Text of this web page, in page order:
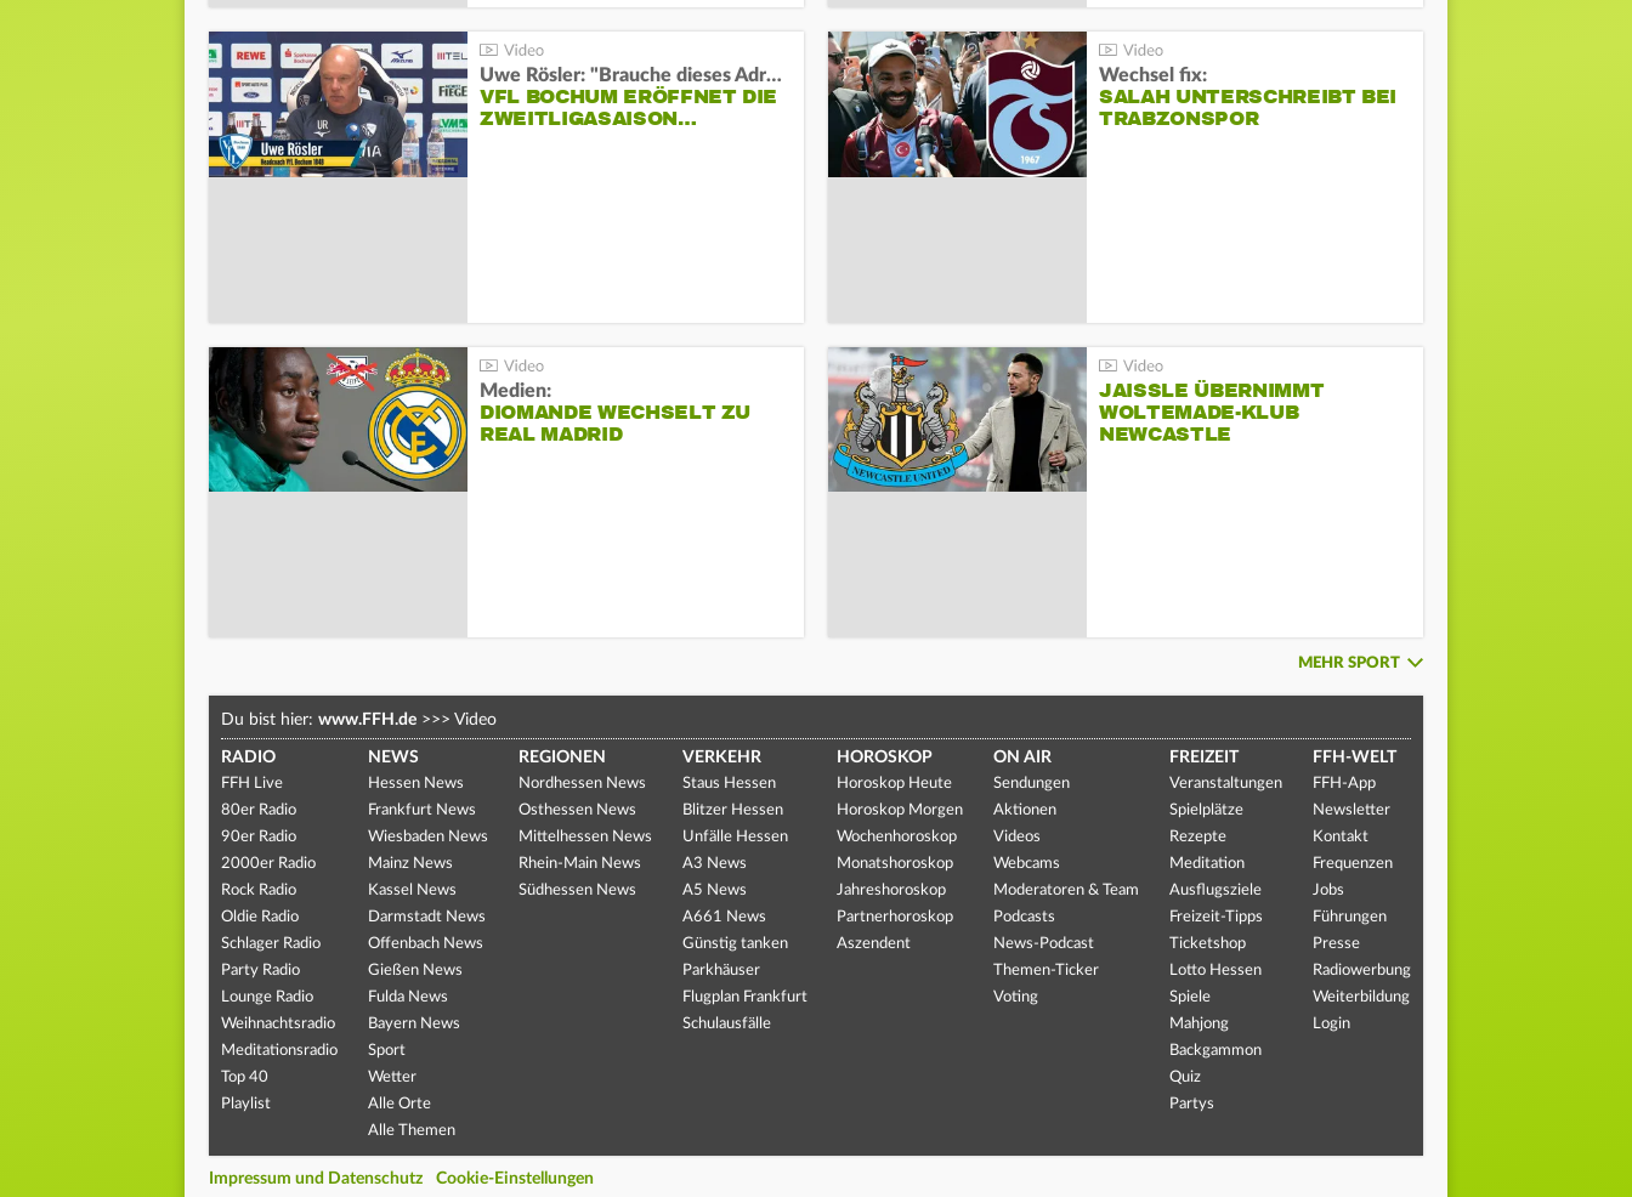
Uwe Rösler: "Brauche dieses Adrenalin"
VFL BOCHUM ERÖFFNET DIE
ZWEITLIGASAISON…
Wechsel fix:
SALAH UNTERSCHREIBT BEI
TRABZONSPOR
Medien:
DIOMANDE WECHSELT ZU
REAL MADRID
JAISSLE ÜBERNIMMT
WOLTEMADE-KLUB
NEWCASTLE
MEHR SPORT
Du bist hier: www.FFH.de >>> Video
RADIO
FFH Live
80er Radio
90er Radio
2000er Radio
Rock Radio
Oldie Radio
Schlager Radio
Party Radio
Lounge Radio
Weihnachtsradio
Meditationsradio
Top 40
Playlist
NEWS
Hessen News
Frankfurt News
Wiesbaden News
Mainz News
Kassel News
Darmstadt News
Offenbach News
Gießen News
Fulda News
Bayern News
Sport
Wetter
Alle Orte
Alle Themen
REGIONEN
Nordhessen News
Osthessen News
Mittelhessen News
Rhein-Main News
Südhessen News
VERKEHR
Staus Hessen
Blitzer Hessen
Unfälle Hessen
A3 News
A5 News
A661 News
Günstig tanken
Parkhäuser
Flugplan Frankfurt
Schulausfälle
HOROSKOP
Horoskop Heute
Horoskop Morgen
Wochenhoroskop
Monatshoroskop
Jahreshoroskop
Partnerhoroskop
Aszendent
ON AIR
Sendungen
Aktionen
Videos
Webcams
Moderatoren & Team
Podcasts
News-Podcast
Themen-Ticker
Voting
FREIZEIT
Veranstaltungen
Spielplätze
Rezepte
Meditation
Ausflugsziele
Freizeit-Tipps
Ticketshop
Lotto Hessen
Spiele
Mahjong
Backgammon
Quiz
Partys
FFH-WELT
FFH-App
Newsletter
Kontakt
Frequenzen
Jobs
Führungen
Presse
Radiowerbung
Weiterbildung
Login
Impressum und Datenschutz Cookie-Einstellungen